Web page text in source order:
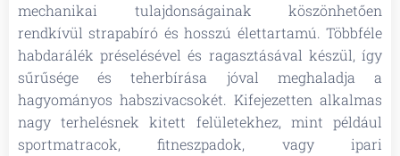
mechanikai tulajdonságainak köszönhetően
rendkívül strapabíró és hosszú élettartamú. Többféle
habdarálék préselésével és ragasztásával készül, így
sűrűsége és teherbírása jóval meghaladja a
hagyományos habszivacsokét. Kifejezetten alkalmas
nagy terhelésnek kitett felületekhez, mint például
sportmatracok, fitneszpadok, vagy ipari